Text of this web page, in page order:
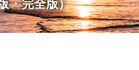
・完全版）